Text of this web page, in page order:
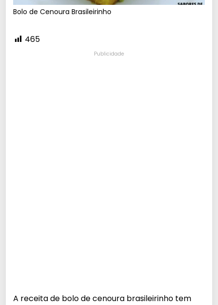
Bolo de Cenoura Brasileirinho
465
Publicidade
A receita de bolo de cenoura brasileirinho tem